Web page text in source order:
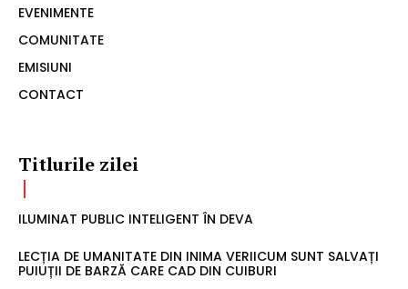
EVENIMENTE
COMUNITATE
EMISIUNI
CONTACT
Titlurile zilei
ILUMINAT PUBLIC INTELIGENT ÎN DEVA
LECȚIA DE UMANITATE DIN INIMA VERIICUM SUNT SALVAȚI
PUIUȚII DE BARZĂ CARE CAD DIN CUIBURI